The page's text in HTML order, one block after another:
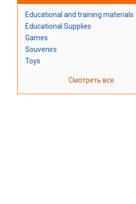
Educational and training materials
Educational Supplies
Games
Souvenirs
Toys
Смотреть все